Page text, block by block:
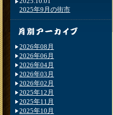
2025年9月の街市
2026年08月
2026年06月
2026年04月
2026年03月
2026年02月
2025年12月
2025年11月
2025年10月